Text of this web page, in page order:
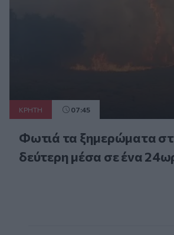
ΚΡΗΤΗ 07:45
Φωτιά τα ξημερώματα
δεύτερη μέσα σε ένα